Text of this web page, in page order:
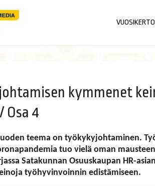
kymmenet
Osa 4
teema on työkykyjohtaminen.
tuo vielä oman
Satakunnan Osuuskaupan HR-
työhyvinvoinnin edistämiseen.